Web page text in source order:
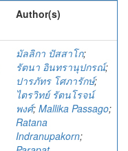
Author(s)
มัลลิกา ปัสสาโก;
รัตนา อินทรานุปกรณ์;
ปารภัทร โศภารักษ์;
ไตรวิทย์ รัตนโรจน์
พงศ์; Mallika Passago;
Ratana
Indranupakorn;